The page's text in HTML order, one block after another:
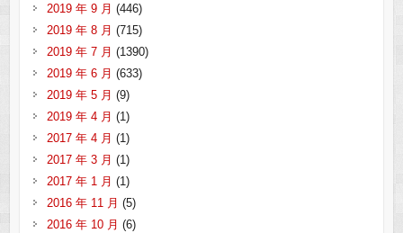
2019 年 9 月 (446)
2019 年 8 月 (715)
2019 年 7 月 (1390)
2019 年 6 月 (633)
2019 年 5 月 (9)
2019 年 4 月 (1)
2017 年 4 月 (1)
2017 年 3 月 (1)
2017 年 1 月 (1)
2016 年 11 月 (5)
2016 年 10 月 (6)